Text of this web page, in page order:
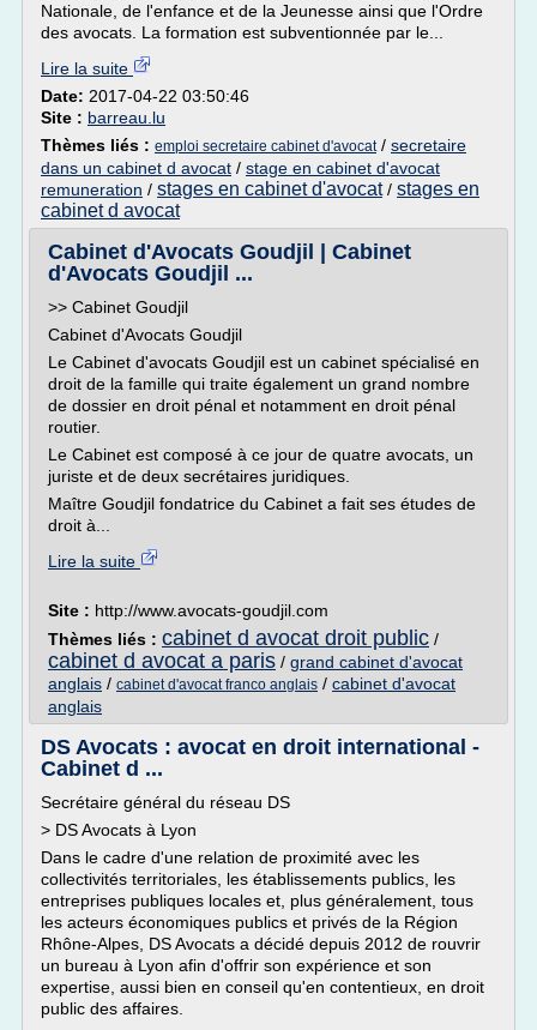
Nationale, de l'enfance et de la Jeunesse ainsi que l'Ordre
des avocats. La formation est subventionnée par le...
Lire la suite
Date: 2017-04-22 03:50:46
Site : barreau.lu
Thèmes liés : emploi secretaire cabinet d'avocat/ secretaire
dans un cabinet d avocat / stage en cabinet d'avocat
remuneration / stages en cabinet d'avocat/ stages en
cabinet d avocat
Cabinet d'Avocats Goudjil | Cabinet
d'Avocats Goudjil ...
>> Cabinet Goudjil
Cabinet d'Avocats Goudjil
Le Cabinet d'avocats Goudjil est un cabinet spécialisé en
droit de la famille qui traite également un grand nombre
de dossier en droit pénal et notamment en droit pénal
routier.
Le Cabinet est composé à ce jour de quatre avocats, un
juriste et de deux secrétaires juridiques.
Maître Goudjil fondatrice du Cabinet a fait ses études de
droit à...
Lire la suite
Site : http://www.avocats-goudjil.com
Thèmes liés : cabinet d avocat droit public /
cabinet d avocat a paris / grand cabinet d'avocat
anglais / cabinet d'avocat franco anglais / cabinet d'avocat
anglais
DS Avocats : avocat en droit international -
Cabinet d ...
Secrétaire général du réseau DS
> DS Avocats à Lyon
Dans le cadre d'une relation de proximité avec les
collectivités territoriales, les établissements publics, les
entreprises publiques locales et, plus généralement, tous
les acteurs économiques publics et privés de la Région
Rhône-Alpes, DS Avocats a décidé depuis 2012 de rouvrir
un bureau à Lyon afin d'offrir son expérience et son
expertise, aussi bien en conseil qu'en contentieux, en droit
public des affaires.